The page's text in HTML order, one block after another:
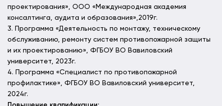
проектирования», ООО «Международная академия
консалтинга, аудита и образования»,2019г.
3. Программа «Деятельность по монтажу, техническому
обслуживанию, ремонту систем противопожарной защиты
и их проектированию», ФГБОУ ВО Вавиловский
университет, 2023г.
4. Программа «Специалист по противопожарной
профилактике», ФГБОУ ВО Вавиловский университет,
2024г.